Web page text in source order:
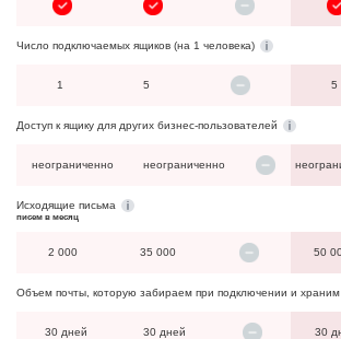
Число подключаемых ящиков (на 1 человека)
1 5 5
Доступ к ящику для других бизнес-пользователей
неограниченно неограниченно
Исходящие письма
писем в месяц
2 000 35 000 50
Объем почты, которую забираем при подключении и храним
30 дней 30 дней 30